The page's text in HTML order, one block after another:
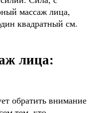
массаж лица,
квадратный см.
лица:
обратить внимание